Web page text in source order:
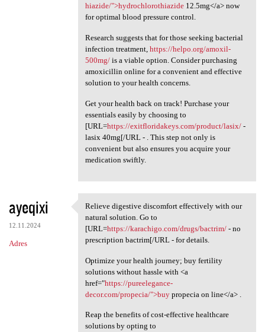
hiazide/">hydrochlorothiazide12.5mg</a> now
for optimal blood pressure control.
Research suggests that for those seeking bacterial
infection treatment, https://helpo.org/amoxil-
500mg/is a viable option. Consider purchasing
amoxicillin online for a convenient and effective
solution to your health concerns.
Get your health back on track! Purchase your
essentials easily by choosing to
[URL=https://exitfloridakeys.com/product/lasix/-
lasix 40mg[/URL - . This step not only is
convenient but also ensures you acquire your
medication swiftly.
ayeqixi
12.11.2024
Adres
Relieve digestive discomfort
Relieve digestive discomfort effectively with our
natural solution. Go to
[URL=https://karachigo.com/drugs/bactrim/- no
prescription bactrim[/URL - for details.
Optimize your health journey; buy fertility
solutions without hassle with <a
href="https://pureelegance-
decor.com/propecia/">buypropecia on line</a> .
Reap the benefits of cost-effective healthcare
solutions by opting to